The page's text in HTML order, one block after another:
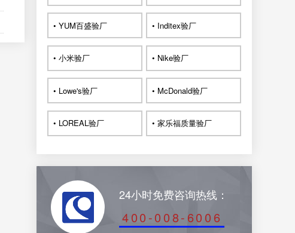
• YUM百盛验厂 • Inditex验厂
• 小米验厂 • Nike验厂
• Lowe's验厂 • McDonald验厂
• LOREAL验厂 • 家乐福质量验厂
24小时免费咨询热线：
400-008-6006